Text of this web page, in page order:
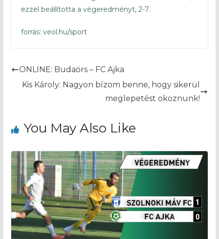
ezzel beállította a végeredményt, 2-7.
forrás: veol.hu/sport
ONLINE: Budaörs – FC Ajka
Kis Károly: Nagyon bízom benne, hogy sikerül
meglepetést okoznunk!
You May Also Like